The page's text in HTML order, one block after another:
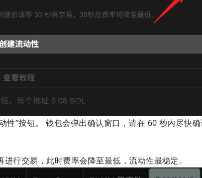
”按钮。 钱包会弹出确认窗口，请在 60 秒内尽快
行交易，此时费率会降至最低，流动性最稳定。